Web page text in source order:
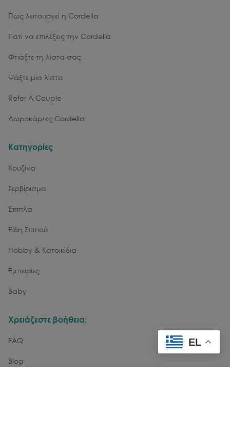
Πως λειτουργεί η Cordella
Γιατί να επιλέξεις την Cordella
Φτιάξτε τη λίστα σας
Ψάξτε μία λίστα
Refer A Couple
Δωροκάρτες Cordella
Κατηγορίες
Κουζίνα
Σερβίρισμα
Έπιπλα
Είδη Σπιτιού
Hobby & Κατοικίδια
Εμπειρίες
Baby
Χρειάζεστε βοήθεια;
FAQ
Blog
EL